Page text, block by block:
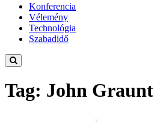
Konferencia
Vélemény
Technológia
Szabadidő
Tag: John Graunt